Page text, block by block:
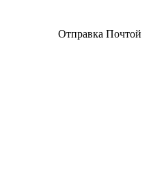
Отправка Почтой